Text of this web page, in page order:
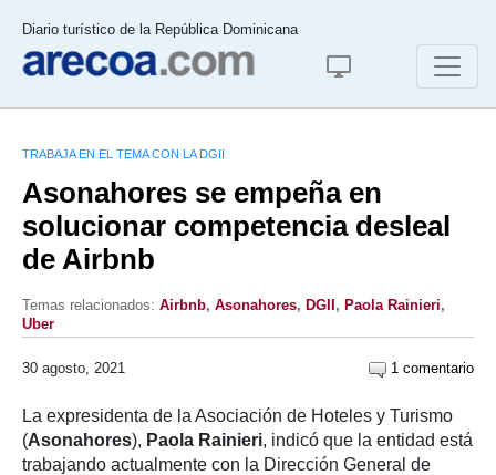
Diario turístico de la República Dominicana
TRABAJA EN EL TEMA CON LA DGII
Asonahores se empeña en
solucionar competencia desleal
de Airbnb
Temas relacionados: Airbnb, Asonahores, DGII , Paola Rainieri,
Uber
30 agosto, 2021 1 comentario
La expresidenta de la Asociación de Hoteles y Turismo
(Asonahores), Paola Rainieri, indicó que la entidad está
trabajando actualmente con la Dirección General de